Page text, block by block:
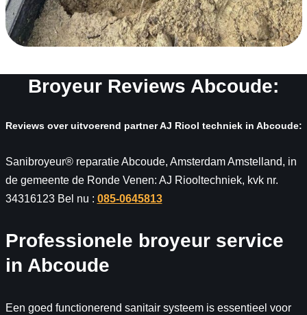
Broyeur Reviews Abcoude:
Reviews over uitvoerend partner AJ Riool techniek in Abcoude:
Sanibroyeur® reparatie Abcoude, Amsterdam Amstelland, in
de gemeente de Ronde Venen: AJ Riooltechniek, kvk nr.
34316123 Bel nu : 085-0645813
Professionele broyeur service
in Abcoude
Een goed functionerend sanitair systeem is essentieel voor